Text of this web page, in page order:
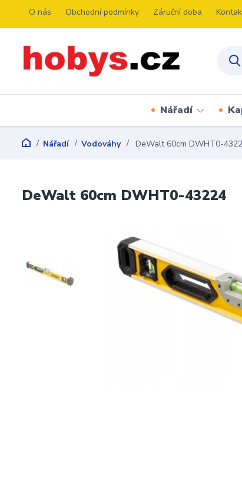
O nás Obchodní podmínky Záruční doba
Nářadí
Nářadí Vodováhy DeWalt 60cm DWHT0-
DeWalt 60cm DWHT0-43224